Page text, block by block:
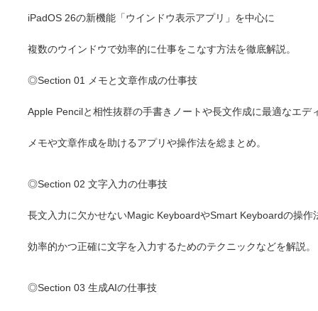
iPadOS 26の新機能「ウインドウ表示アプリ」を中心に
複数のウインドウで効率的に仕事をこなす方法を徹底解説。
◎Section 01 メモと文章作成の仕事技
Apple Pencilと相性抜群の手書きノートや長文作成に最適なエデ
メモや文章作成を助けるアプリや操作法を総まとめ。
◎Section 02 文字入力の仕事技
長文入力に欠かせないMagic KeyboardやSmart Keyboardの操作
効率的かつ正確に文字を入力するためのテクニックなどを解説。
◎Section 03 生成AIの仕事技